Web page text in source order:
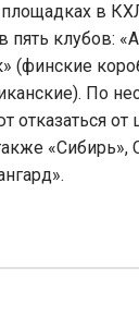
площадках в
клубов:
(финские
По
отказаться от
«Сибирь»,